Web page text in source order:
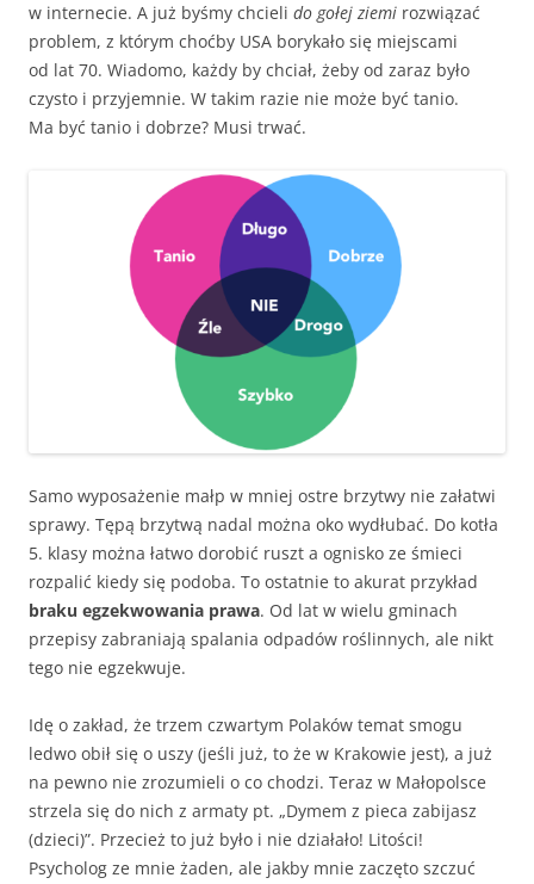
w internecie. A już byśmy chcieli do gołej ziemi rozwiązać
problem, z którym choćby USA borykało się miejscami
od lat 70. Wiadomo, każdy by chciał, żeby od zaraz było
czysto i przyjemnie. W takim razie nie może być tanio.
Ma być tanio i dobrze? Musi trwać.
Samo wyposażenie małp w mniej ostre brzytwy nie załatwi
sprawy. Tępą brzytwą nadal można oko wydłubać. Do kotła
5. klasy można łatwo dorobić ruszt a ognisko ze śmieci
rozpalić kiedy się podoba. To ostatnie to akurat przykład
braku egzekwowania prawa. Od lat w wielu gminach
przepisy zabraniają spalania odpadów roślinnych, ale nikt
tego nie egzekwuje.
Idę o zakład, że trzem czwartym Polaków temat smogu
ledwo obił się o uszy (jeśli już, to że w Krakowie jest), a już
na pewno nie zrozumieli o co chodzi. Teraz w Małopolsce
strzela się do nich z armaty pt. „Dymem z pieca zabijasz
(dzieci)”. Przecież to już było i nie działało! Litości!
Psycholog ze mnie żaden, ale jakby mnie zaczęto szczuć